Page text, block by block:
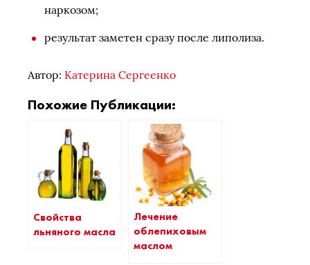
наркозом;
результат заметен сразу после липолиза.
Автор: Катерина Сергеенко
Похожие Публикации:
Свойства
льняного масла
Лечение
облепиховым
маслом